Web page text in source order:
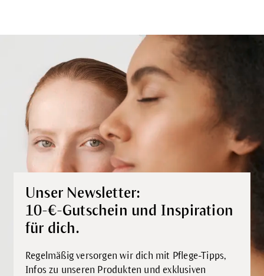
Unser Newsletter:
10-€-Gutschein und Inspiration
für dich.
Regelmäßig versorgen wir dich mit Pflege-Tipps,
Infos zu unseren Produkten und exklusiven